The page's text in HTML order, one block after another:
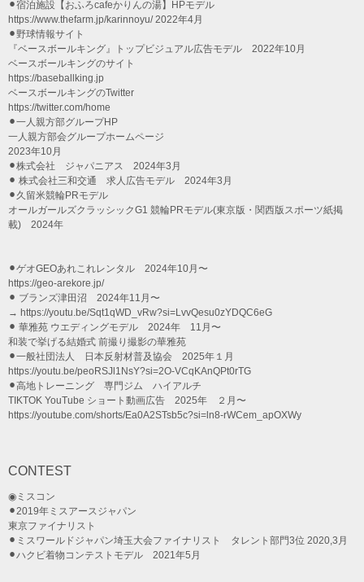
⚫︎宿泊施設【おふろcafeかりんの湯】HPモデル
https://www.thefarm.jp/karinnoyu/ 2022年4月
⚫︎野球情報サイト
『ベースボールキング』トップビジュアル広告モデル 2022年10月
ベースボールキングのサイト
https://baseballking.jp
ベースボールキングのTwitter
https://twitter.com/home
⚫︎一人親方部グループHP
一人親方部会グループホームページ
2023年10月
⚫︎株式会社 ジャパニアス 2024年3月
⚫︎ 株式会社三和交通 求人広告モデル 2024年3月
⚫︎久留米競輪PRモデル
オールガールズクラッシックG1 競輪PRモデル(東京版・関西版スポーツ紙掲
載) 2024年
⚫︎ゲオGEOあれこれレンタル 2024年10月〜
https://geo-arekore.jp/
⚫︎ ブランズ津田沼 2024年11月〜
→ https://youtu.be/Sqt1qWD_vRw?si=LvvQesu0zYDQC6eG
⚫︎ 華雅苑 ウエディングモデル 2024年 11月〜
和装で挙げる結婚式 前撮り撮影の華雅苑
⚫︎一般社団法人 日本反射材普及協会 2025年１月
https://youtu.be/peoRSJl1NsY?si=2O-VCqKAnQPt0rTG
⚫︎高地トレーニング 専門ジム ハイアルチ
TIKTOK YouTube ショート動画広告 2025年 ２月〜
https://youtube.com/shorts/Ea0A2STsb5c?si=ln8-rWCem_apOXWy
CONTEST
◉ミスコン
⚫︎2019年ミスアースジャパン
東京ファイナリスト
⚫︎ミスワールドジャパン埼玉大会ファイナリスト タレント部門3位 2020,3月
⚫︎ハクビ着物コンテストモデル 2021年5月